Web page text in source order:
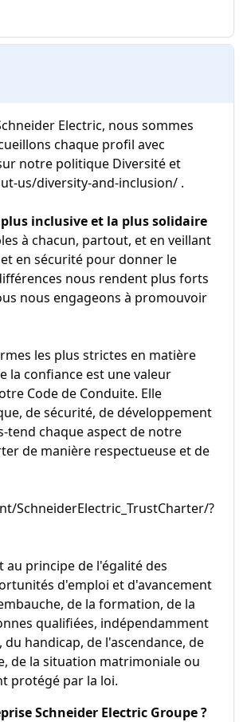
Electric, nous sommes
chaque profil avec
notre politique Diversité et
us/diversity-and-inclusion/ .
inclusive et la plus solidaire
à chacun, partout, et en veillant
en sécurité pour donner le
nous rendent plus forts
nous engageons à promouvoir
les plus strictes en matière
la confiance est une valeur
Code de Conduite. Elle
de sécurité, de développement
tend chaque aspect de notre
de manière respectueuse et de
SchneiderElectric_TrustCharter/?
principe de l'égalité des
d'emploi et d'avancement
de la formation, de la
qualifiées, indépendamment
handicap, de l'ascendance, de
de la situation matrimoniale ou
protégé par la loi.
Schneider Electric Groupe?